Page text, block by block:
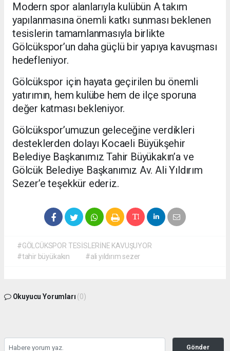
Modern spor alanlarıyla kulübün A takım
yapılanmasına önemli katkı sunması beklenen
tesislerin tamamlanmasıyla birlikte
Gölcükspor’un daha güçlü bir yapıya kavuşması
hedefleniyor.
Gölcükspor için hayata geçirilen bu önemli
yatırımın, hem kulübe hem de ilçe sporuna
değer katması bekleniyor.
Gölcükspor’umuzun geleceğine verdikleri
desteklerden dolayı Kocaeli Büyükşehir
Belediye Başkanımız Tahir Büyükakın’a ve
Gölcük Belediye Başkanımız Av. Ali Yıldırım
Sezer’e teşekkür ederiz.
#GÖLCÜKSPOR TESİSLERİNE KAVUŞUYOR
#tahir büyükakın
#ali yıldırım sezer
Okuyucu Yorumları (0)
Gönder